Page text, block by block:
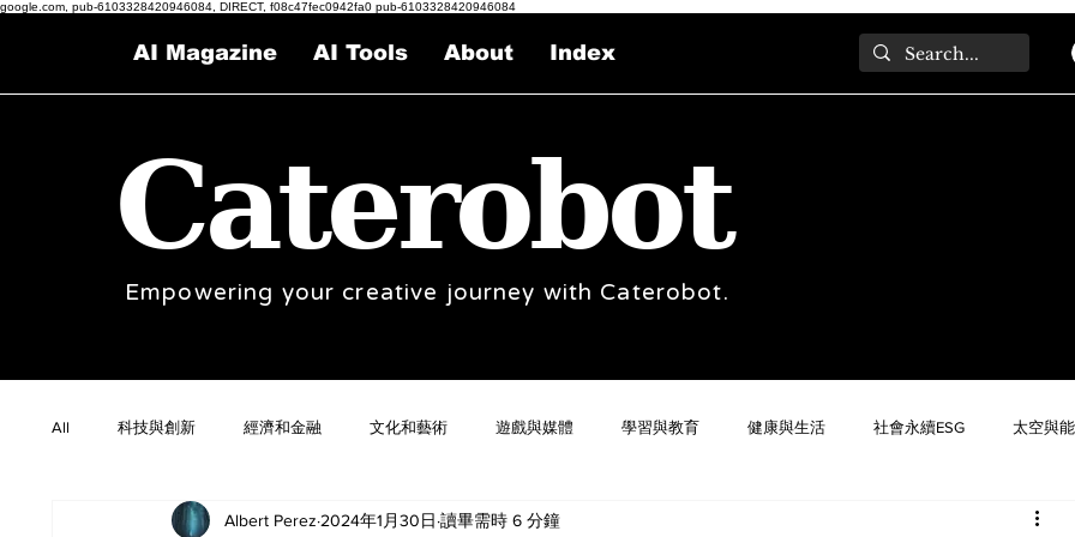
google.com, pub-6103328420946084, DIRECT, f08c47fec0942fa0 pub-6103328420946084
AI Magazine AI Tools About Index
Caterobot
Empowering your creative journey with Caterobot.
All 科技與創新 經濟和金融 文化和藝術 遊戲與媒體 學習與教育 健康與生活 社會永續ESG 太空與
Albert Perez 2024年1月30日 讀畢需時 6 分鐘